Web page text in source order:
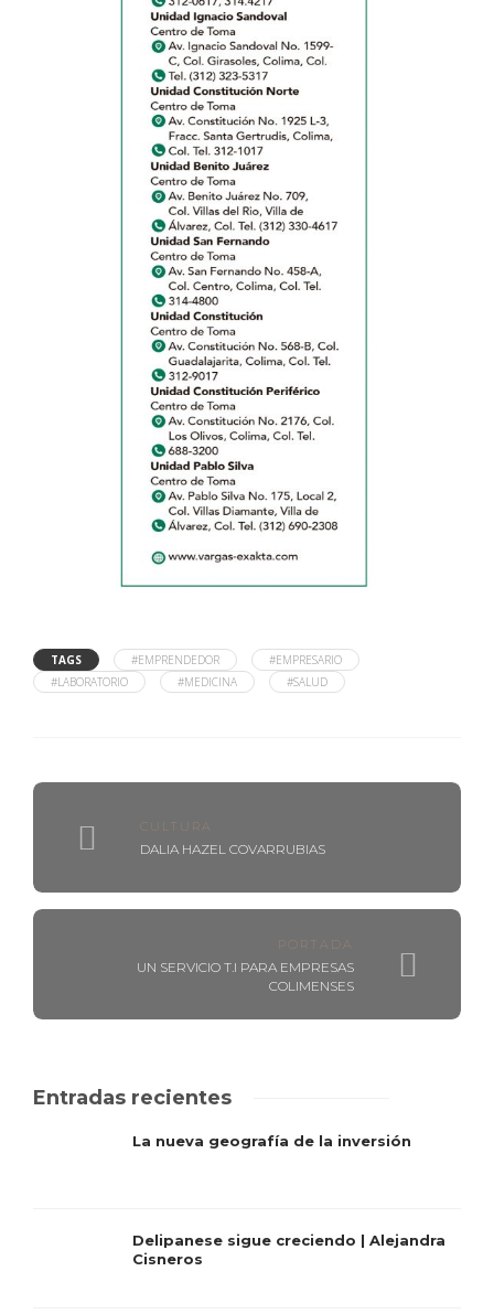
TAGS #EMPRENDEDOR
#EMPRESARIO
#LABORATORIO
#MEDICINA #SALUD
CULTURA
DALIA HAZEL COVARRUBIAS
PORTADA
UN SERVICIO T.I PARA EMPRESAS
COLIMENSES
Entradas recientes
La nueva geografía de la inversión
Delipanese sigue creciendo | Alejandra
Cisneros